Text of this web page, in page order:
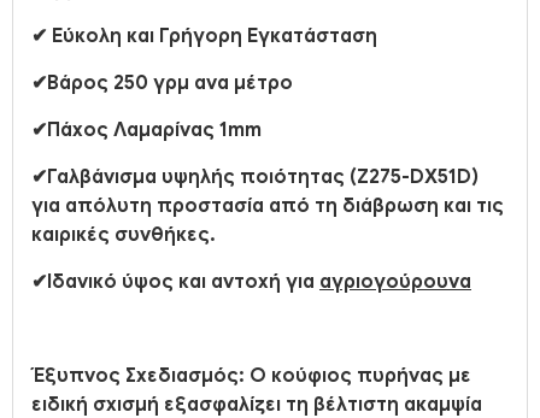
✔︎ Εύκολη και Γρήγορη Εγκατάσταση
✔︎Βάρος 250 γρμ ανα μέτρο
✔︎Πάχος Λαμαρίνας 1mm
✔︎Γαλβάνισμα υψηλής ποιότητας (Z275-DX51D)
για απόλυτη προστασία από τη διάβρωση και τις
καιρικές συνθήκες.
✔︎Ιδανικό ύψος και αντοχή για αγριογούρουνα
​Έξυπνος Σχεδιασμός: Ο κούφιος πυρήνας με
ειδική σχισμή εξασφαλίζει τη βέλτιστη ακαμψία